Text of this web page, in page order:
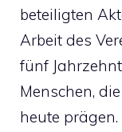
beteiligten
Arbeit des
fünf
Menschen,
heute